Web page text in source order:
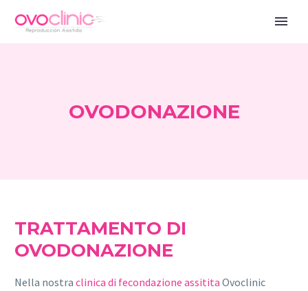
OVODONAZIONE
TRATTAMENTO DI
OVODONAZIONE
Nella nostra clinica di fecondazione assitita Ovoclinic